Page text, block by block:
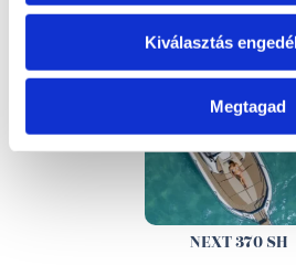
Kiválasztás
Megtagad
NEXT 370 SH